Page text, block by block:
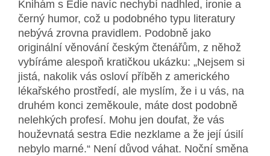
Knihám s Edie navíc nechybí nadhled, ironie a
černý humor, což u podobného typu literatury
nebývá zrovna pravidlem. Podobně jako
originální věnování českým čtenářům, z něhož
vybíráme alespoň kratičkou ukázku: „Nejsem si
jistá, nakolik vás osloví příběh z amerického
lékařského prostředí, ale myslím, že i u vás, na
druhém konci zeměkoule, máte dost podobně
nelehkých profesí. Mohu jen doufat, že vás
houževnatá sestra Edie nezklame a že její úsilí
nebylo marné.“ Není důvod váhat. Noční směna